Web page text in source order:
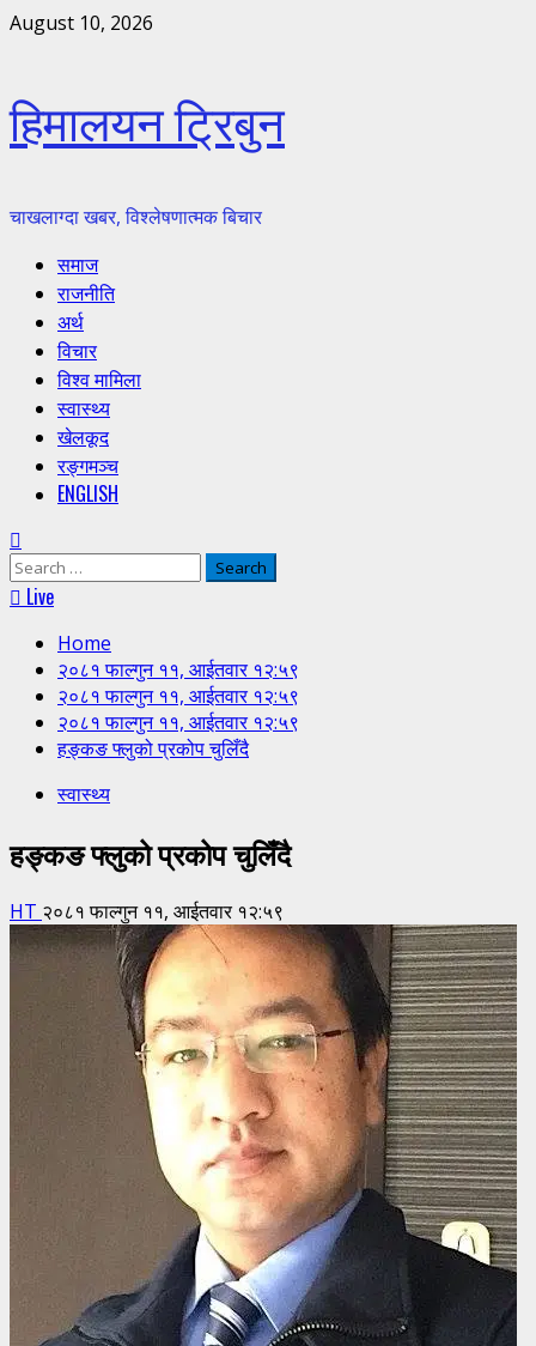
Skip
August 10, 2026
हिमालयन ट्रिबुन
चाखलाग्दा खबर, विश्लेषणात्मक बिचार
Primary
Menu
समाज
राजनीति
अर्थ
विचार
विश्व मामिला
स्वास्थ्य
खेलकूद
रङ्गमञ्च
ENGLISH
Search
for:Live
Home
२०८१ फाल्गुन ११, आईतवार १२:५९
२०८१ फाल्गुन ११, आईतवार १२:५९
२०८१ फाल्गुन ११, आईतवार १२:५९
हङ्कङ फ्लुको प्रकोप चुलिँदै
स्वास्थ्य
हङ्कङ फ्लुको प्रकोप चुलिँदै
HT २०८१ फाल्गुन ११, आईतवार १२:५९